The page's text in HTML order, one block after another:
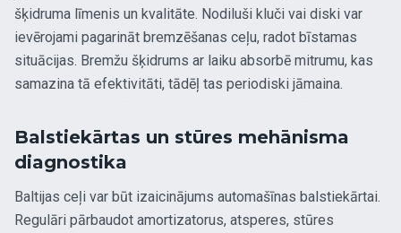
šķidruma līmenis un kvalitāte. Nodiluši kluči vai diski var
ievērojami pagarināt bremzēšanas ceļu, radot bīstamas
situācijas. Bremžu šķidrums ar laiku absorbē mitrumu, kas
samazina tā efektivitāti, tādēļ tas periodiski jāmaina.
Balstiekārtas un stūres mehānisma
diagnostika
Baltijas ceļi var būt izaicinājums automašīnas balstiekārtai.
Regulāri pārbaudot amortizatorus, atsperes, stūres